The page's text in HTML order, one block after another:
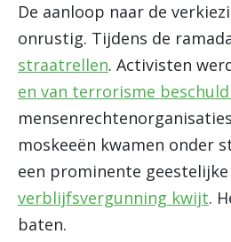
De aanloop naar de
onrustig. Tijdens de
straatrellen. Activisten
en van terrorisme
moskeeën kwamen onder
een prominente geestelijke
verblijfsvergunning kwijt.
baten.